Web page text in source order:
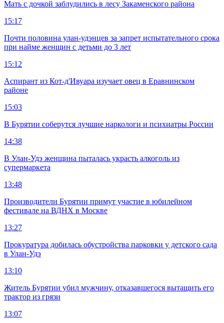
Мать с дочкой заблудились в лесу Закаменского района
15:17
Почти половина улан-удэнцев за запрет испытательного срока
при найме женщин с детьми до 3 лет
15:12
Аспирант из Кот-д'Ивуара изучает овец в Еравнинском
районе
15:03
В Бурятии соберутся лучшие наркологи и психиатры России
14:38
В Улан-Удэ женщина пыталась украсть алкоголь из
супермаркета
13:48
Производители Бурятии примут участие в юбилейном
фестивале на ВДНХ в Москве
13:27
Прокуратура добилась обустройства парковки у детского сада
в Улан-Удэ
13:10
Житель Бурятии убил мужчину, отказавшегося вытащить его
трактор из грязи
13:07